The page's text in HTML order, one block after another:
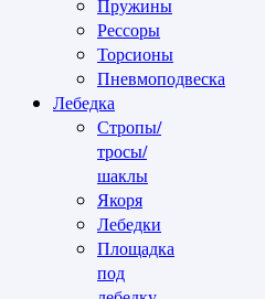
Пружины
Рессоры
Торсионы
Пневмоподвеска
Лебедка
Стропы/
тросы/
шаклы
Якоря
Лебедки
Площадка
под